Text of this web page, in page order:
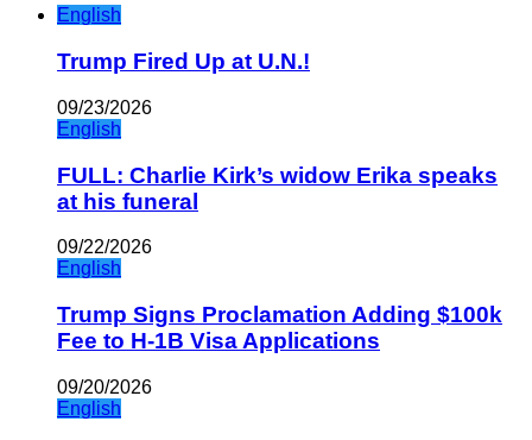
English
Trump Fired Up at U.N.!
09/23/2026
English
FULL: Charlie Kirk’s widow Erika speaks
at his funeral
09/22/2026
English
Trump Signs Proclamation Adding $100k
Fee to H-1B Visa Applications
09/20/2026
English